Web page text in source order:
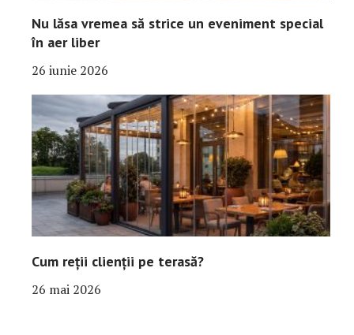
Nu lăsa vremea să strice un eveniment special
în aer liber
26 iunie 2026
Cum reții clienții pe terasă?
26 mai 2026